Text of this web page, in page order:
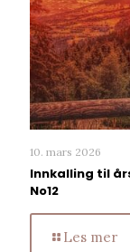
10. mars 2026
Innkalling til
No12
Les mer